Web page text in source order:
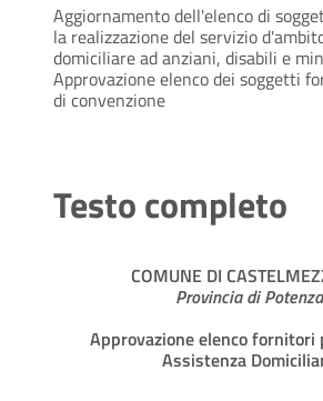
Aggiornamento dell'elenco di
la realizzazione del servizio
domiciliare ad anziani, disabili e
Approvazione elenco dei soggetti
di convenzione
Testo completo
COMUNE DI
Provincia di Potenza
Approvazione elenco fornitori
Assistenza